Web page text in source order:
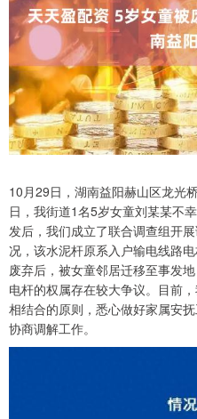
10月29日，湖南益阳赫山区龙光
日，我街道1名5岁女童刘某某不
发后，我们成立了联合调查组开
况，该水泥杆原系入户输电线路
废弃后，被女童邻居迁移至事发
电杆的权属存在较大争议。目前
相结合的原则，悉心做好家属安
协商调解工作。